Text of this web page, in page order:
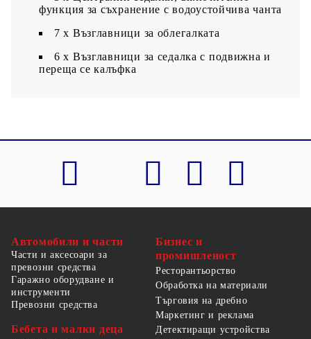
функция за съхранение с водоустойчива чанта
7 x Възглавници за облегалката
6 x Възглавници за седалка с подвижна и
переща се калъфка
Автомобили и части
Части и аксесоари за
превозни средства
Гаражно оборудване и
инструменти
Превозни средства
Бебета и малки деца
Бизнес и
промишленост
Ресторантьорство
Обработка на материали
Търговия на дребно
Маркетинг и реклама
Детектиращи устройства